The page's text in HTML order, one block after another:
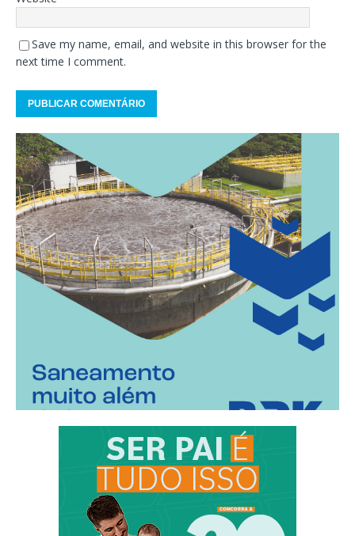
Save my name, email, and website in this browser for the
next time I comment.